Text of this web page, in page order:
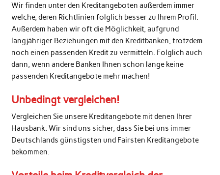
Wir finden unter den Kreditangeboten außerdem immer
welche, deren Richtlinien folglich besser zu Ihrem Profil.
Außerdem haben wir oft die Möglichkeit, aufgrund
langjähriger Beziehungen mit den Kreditbanken, trotzdem
noch einen passenden Kredit zu vermitteln. Folglich auch
dann, wenn andere Banken Ihnen schon lange keine
passenden Kreditangebote mehr machen!
Unbedingt vergleichen!
Vergleichen Sie unsere Kreditangebote mit denen Ihrer
Hausbank. Wir sind uns sicher, dass Sie bei uns immer
Deutschlands günstigsten und Fairsten Kreditangebote
bekommen.